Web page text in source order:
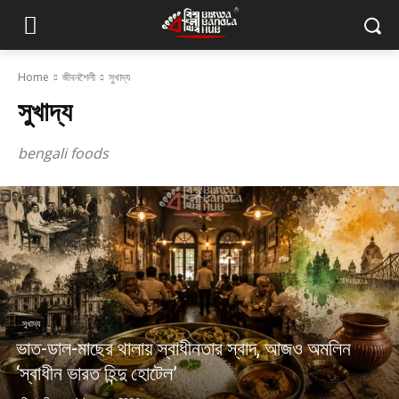
Home জীবনশৈলী সুখাদ্য
সুখাদ্য
bengali foods
সুখাদ্য
ভাত-ডাল-মাছের থালায় স্বাধীনতার স্বাদ, আজও অমলিন
‘স্বাধীন ভারত হিন্দু হোটেল’